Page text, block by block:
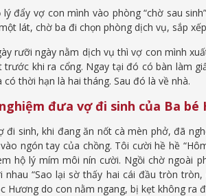
lý đẩy vợ con mình vào phòng “chờ sau
lát, chờ ba đi chọn phòng dịch vụ, sắp
rưỡi ngày nằm dịch vụ thì vợ con mình
trước khi ra cổng. Ngay tại đó có bàn làm
có thời hạn là hai tháng. Sau đó là về nhà.
đưa vợ đi sinh của Ba bé
đi sinh, khi đang ăn nốt cà mèn phở, đã
ngón tay của chồng. Tôi cười hề hề
hộ lý mím môi nín cười. Ngồi chờ ngoài
nhau “Sao lại sờ thấy hai cái đầu tròn
Hương do con nằm ngang, bị kẹt không ra